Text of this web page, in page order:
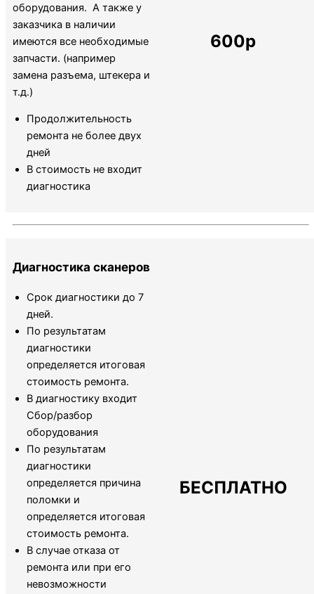
оборудования. А также у
заказчика в наличии
имеются все необходимые
запчасти. (например
замена разъема, штекера и
т.д.)
Продолжительность
ремонта не более двух
дней
В стоимость не входит
диагностика
600р
Диагностика сканеров
Срок диагностики до 7
дней.
По результатам
диагностики
определяется итоговая
стоимость ремонта.
В диагностику входит
Сбор/разбор
оборудования
По результатам
диагностики
определяется причина
поломки и
определяется итоговая
стоимость ремонта.
В случае отказа от
ремонта или при его
невозможности
БЕСПЛАТНО